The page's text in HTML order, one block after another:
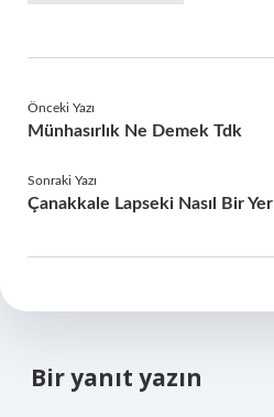
Önceki Yazı
Münhasırlık Ne Demek Tdk
Sonraki Yazı
Çanakkale Lapseki Nasıl Bir Yer
Bir yanıt yazın